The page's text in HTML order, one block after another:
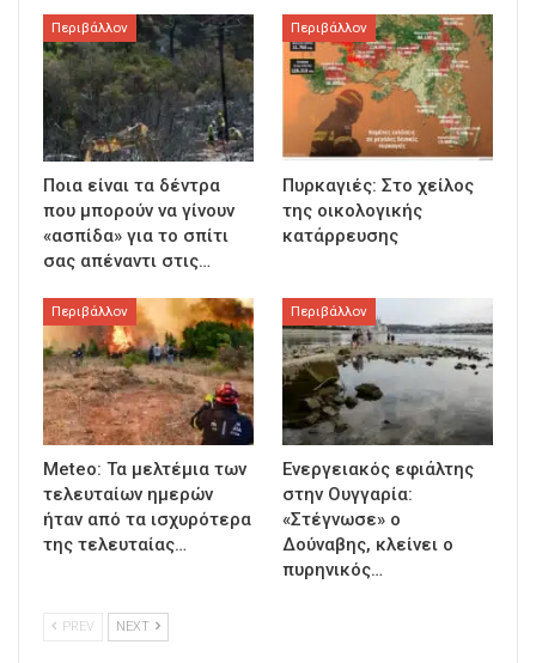
Περιβάλλον
Ποια είναι τα δέντρα
που μπορούν να γίνουν
«ασπίδα» για το σπίτι
σας απέναντι στις…
Περιβάλλον
Πυρκαγιές: Στο χείλος
της οικολογικής
κατάρρευσης
Περιβάλλον
Meteo: Τα μελτέμια των
τελευταίων ημερών
ήταν από τα ισχυρότερα
της τελευταίας…
Περιβάλλον
Ενεργειακός εφιάλτης
στην Ουγγαρία:
«Στέγνωσε» ο
Δούναβης, κλείνει ο
πυρηνικός…
PREV NEXT